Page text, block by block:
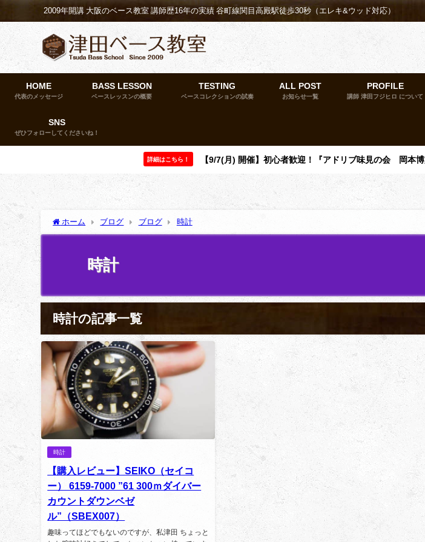
2009年開講 大阪のベース教室 講師歴16年の実績 谷町線関目高殿駅徒歩30秒（エレキ&ウッド対応）
HOME
代表のメッセージ
BASS LESSON
ベースレッスンの概要
TESTING
ベースコレクションの試奏
ALL POST
お知らせ一覧
PROFILE
講師 津田フジヒロ について
SNS
ぜひフォローしてくださいね！
詳細はこちら！ 【9/7(月) 開催】初心者歓迎！『アドリブ味見の会 岡本
ホーム ブログ ブログ 時計
時計
時計の記事一覧
時計
【購入レビュー】SEIKO（セイコ
ー） 6159-7000 ”61 300ｍダイバー
カウントダウンベゼ
ル”（SBEX007）
趣味ってほどでもないのですが、私津田 ちょっと